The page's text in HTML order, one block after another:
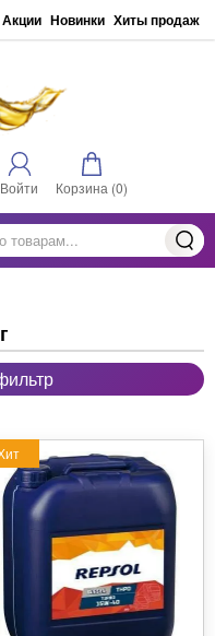
Акции Новинки Хиты продаж
Войти Корзина (0)